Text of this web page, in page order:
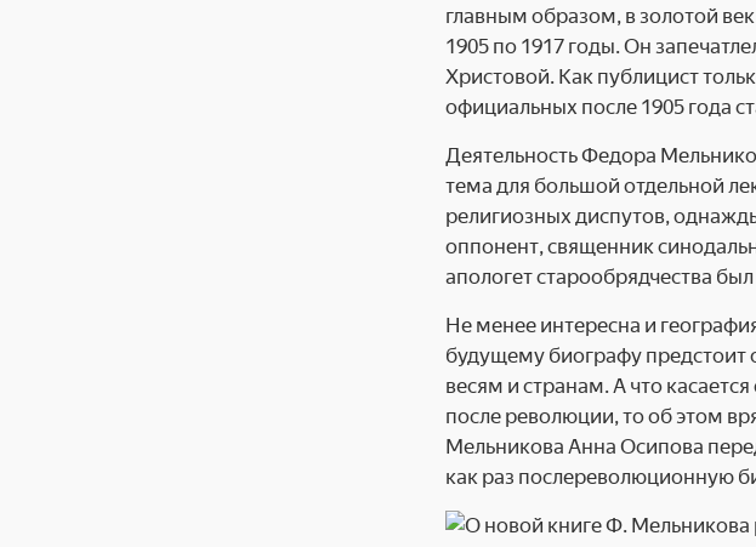
главным образом, в золотой
1905 по 1917 годы. Он
Христовой. Как публицист
официальных после 1905 года
Деятельность Федора
тема для большой отдельной
религиозных диспутов,
оппонент, священник
апологет старообрядчества
Не менее интересна и
будущему биографу предстоит
весям и странам. А что
после революции, то об этом
Мельникова Анна Осипова
как раз послереволюционную